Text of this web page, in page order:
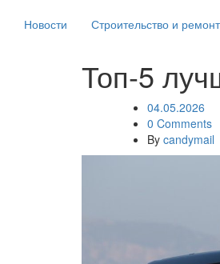
Новости Строительство и ремонт
Топ-5
04.05.2026
0 Comments
By candymail